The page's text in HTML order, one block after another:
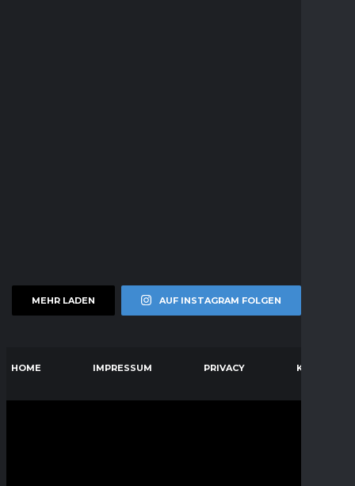
MEHR LADEN AUF INSTAGRAM FOLGEN
HOME IMPRESSUM PRIVACY KONTAKT